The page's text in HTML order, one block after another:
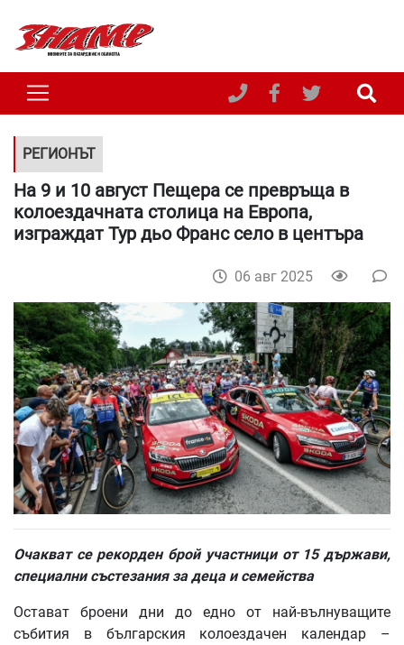
РЕГИОНЪТ
На 9 и 10 август Пещера се превръща в
колоездачната столица на Европа,
изграждат Тур дьо Франс село в центъра
06 авг 2025
Очакват се рекорден брой участници от 15 държави,
специални състезания за деца и семейства
Остават броени дни до едно от най-вълнуващите
събития в българския колоездачен календар –